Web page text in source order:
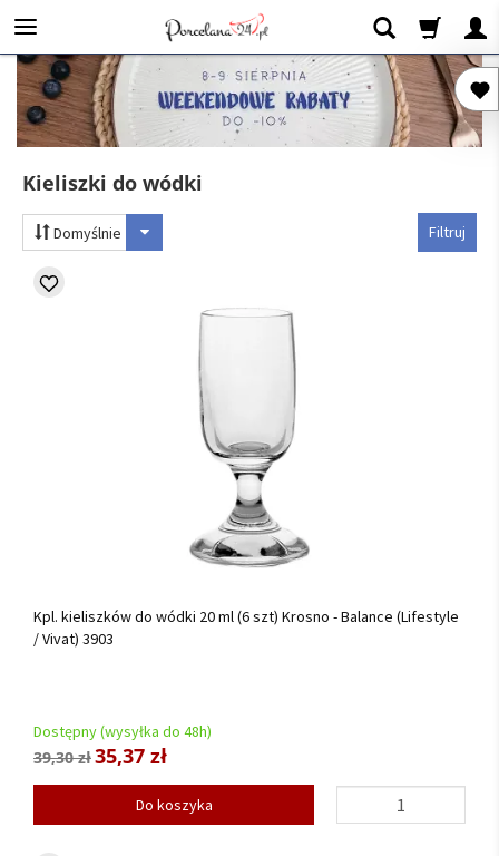
Kieliszki do wódki
Filtruj
Domyślnie
Kpl. kieliszków do wódki 20 ml (6 szt) Krosno - Balance (Lifestyle
/ Vivat) 3903
Dostępny (wysyłka do 48h)
39,30 zł35,37 zł
Do koszyka